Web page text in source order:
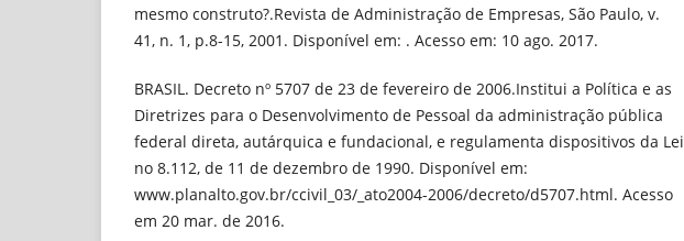
mesmo construto?.Revista de Administração de Empresas, São Paulo, v.
41, n. 1, p.8-15, 2001. Disponível em: . Acesso em: 10 ago. 2017.
BRASIL. Decreto nº 5707 de 23 de fevereiro de 2006.Institui a Política e as
Diretrizes para o Desenvolvimento de Pessoal da administração pública
federal direta, autárquica e fundacional, e regulamenta dispositivos da Lei
no 8.112, de 11 de dezembro de 1990. Disponível em:
www.planalto.gov.br/ccivil_03/_ato2004-2006/decreto/d5707.html. Acesso
em 20 mar. de 2016.